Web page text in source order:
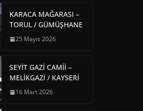
KARACA MAĞARASI –
TORUL / GÜMÜŞHANE
25 Mayıs 2026
SEYİT GAZİ CAMİİ –
MELİKGAZİ / KAYSERİ
16 Mart 2026